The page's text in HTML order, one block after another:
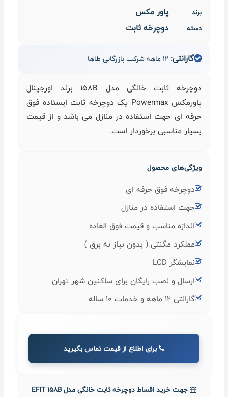
برند پاور مکس
دسته دوچرخه ثابت
گارانتی:
دوچرخه ثابت خانگی مدل 158B برند اورجینال
پاورمکس Powermax یک دوچرخه ثابت ایستاده فوق
حرقه ای جهت استفاده در منازل می باشد و از قیمت
بسیار مناسبی برخوردار است.
ویژگی‌های محصول
دوچرخه فوق حرفه ای
جهت استفاده در منازل
اندازه مناسب و قیمت فوق العاده
عملکرد مگنتی ( بدون نیاز به برق )
نمایشگر LCD
ارسال و نصب رایگان برای ساکنین شهر تهران
گارانتی 12 ماهه و خدمات 10 ساله
برای اطلاع از قیمت تماس بگیرید
جهت خرید اقساط دوچرخه ثابت خانگی مدل EFIT 158B